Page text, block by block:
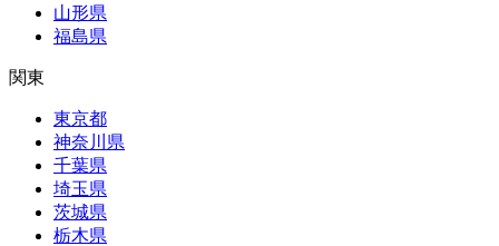
山形県
福島県
関東
東京都
神奈川県
千葉県
埼玉県
茨城県
栃木県